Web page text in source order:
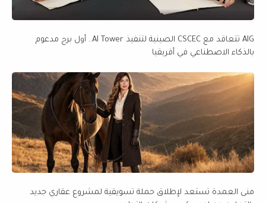
AIG تتعاقد مع CSCEC الصينية لتنفيذ AI Tower.. أول برج مدعوم
بالذكاء الاصطناعي في أفريقيا
منى العمدة تستعد لإطلاق حملة تسويقية لمشروع عقاري جديد